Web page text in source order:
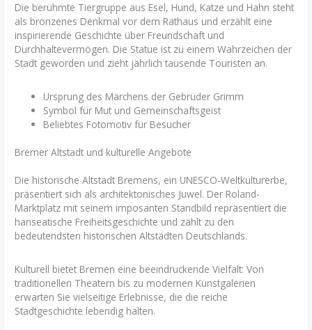
Die berühmte Tiergruppe aus Esel, Hund, Katze und Hahn steht
als bronzenes Denkmal vor dem Rathaus und erzählt eine
inspirierende Geschichte über Freundschaft und
Durchhaltevermögen. Die Statue ist zu einem Wahrzeichen der
Stadt geworden und zieht jährlich tausende Touristen an.
Ursprung des Märchens der Gebrüder Grimm
Symbol für Mut und Gemeinschaftsgeist
Beliebtes Fotomotiv für Besucher
Bremer Altstadt und kulturelle Angebote
Die historische Altstadt Bremens, ein UNESCO-Weltkulturerbe,
präsentiert sich als architektonisches Juwel. Der Roland-
Marktplatz mit seinem imposanten Standbild repräsentiert die
hanseatische Freiheitsgeschichte und zählt zu den
bedeutendsten historischen Altstädten Deutschlands.
Kulturell bietet Bremen eine beeindruckende Vielfalt: Von
traditionellen Theatern bis zu modernen Kunstgalerien
erwarten Sie vielseitige Erlebnisse, die die reiche
Stadtgeschichte lebendig halten.